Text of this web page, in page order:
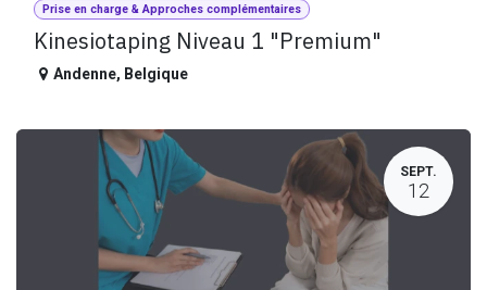
Prise en charge & Approches complémentaires
Kinesiotaping Niveau 1 "Premium"
Andenne, Belgique
SEPT.
12